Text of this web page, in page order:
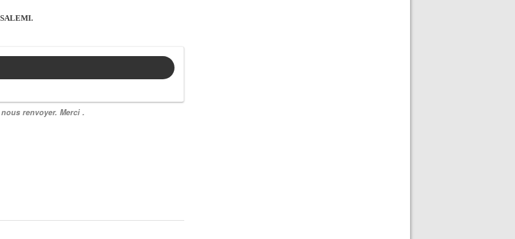
renvoyer. Merci .